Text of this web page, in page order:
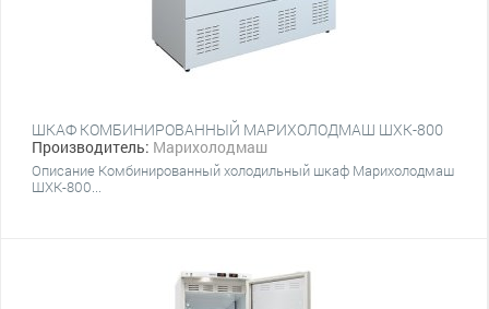
ШКАФ КОМБИНИРОВАННЫЙ МАРИХОЛОДМАШ ШХК-800
Производитель: Марихолодмаш
Описание Комбинированный холодильный шкаф Марихолодмаш
ШХК-800...